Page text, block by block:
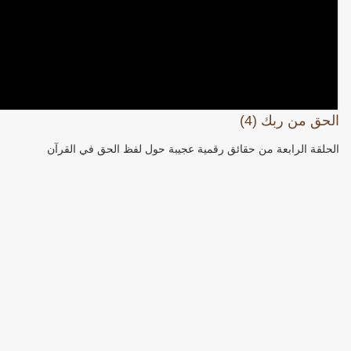
الحق من ربك (4)
الحلقة الرابعة من حقائق رقمية عجيبة حول لفظ الحق في القرآن